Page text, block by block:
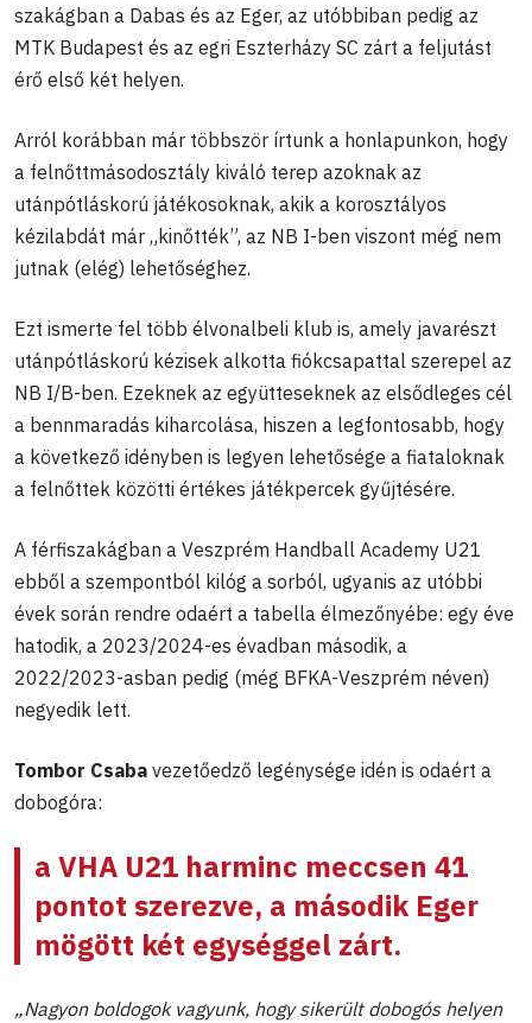
szakágban a Dabas és az Eger, az utóbbiban pedig az
MTK Budapest és az egri Eszterházy SC zárt a feljutást
érő első két helyen.
Arról korábban már többször írtunk a honlapunkon, hogy
a felnőttmásodosztály kiváló terep azoknak az
utánpótláskorú játékosoknak, akik a korosztályos
kézilabdát már „kinőtték”, az NB I-ben viszont még nem
jutnak (elég) lehetőséghez.
Ezt ismerte fel több élvonalbeli klub is, amely javarészt
utánpótláskorú kézisek alkotta fiókcsapattal szerepel az
NB I/B-ben. Ezeknek az együtteseknek az elsődleges cél
a bennmaradás kiharcolása, hiszen a legfontosabb, hogy
a következő idényben is legyen lehetősége a fiataloknak
a felnőttek közötti értékes játékpercek gyűjtésére.
A férfiszakágban a Veszprém Handball Academy U21
ebből a szempontból kilóg a sorból, ugyanis az utóbbi
évek során rendre odaért a tabella élmezőnyébe: egy éve
hatodik, a 2023/2024-es évadban második, a
2022/2023-asban pedig (még BFKA-Veszprém néven)
negyedik lett.
Tombor Csaba vezetőedző legénysége idén is odaért a
dobogóra:
a VHA U21 harminc meccsen 41
pontot szerezve, a második Eger
mögött két egységgel zárt.
„Nagyon boldogok vagyunk, hogy sikerült dobogós helyen